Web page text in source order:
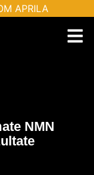
APRILA
NMN